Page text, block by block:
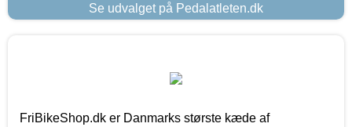
Se udvalget på Pedalatleten.dk
FriBikeShop.dk er Danmarks største kæde af